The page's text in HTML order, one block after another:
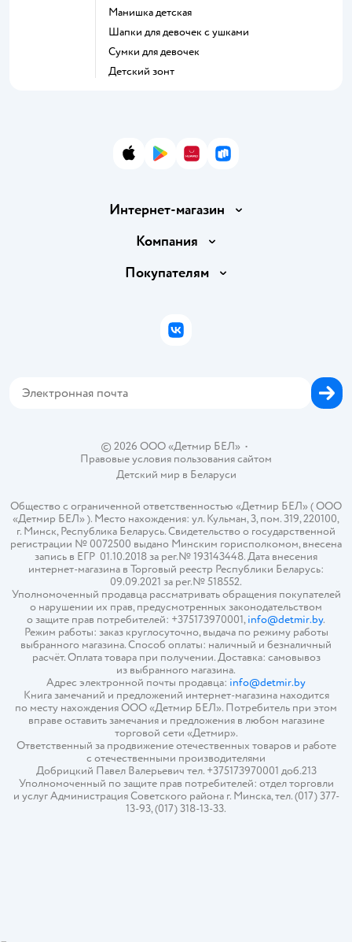
Манишка детская
Шапки для девочек с ушками
Сумки для девочек
Детский зонт
App StoreGoogle Play
AppGallery
RuStore
Интернет-магазин
Доставка и оплата
Правила продажи
Политика использования файлов cookie
Компания
Вакансии
Покупателям
Бонусные карты
© 2026 ООО «Детмир БЕЛ»•
Правовые условия пользования сайтом
Детский мир в Беларуси
Общество с ограниченной ответственностью «Детмир БЕЛ» ( ООО
«Детмир БЕЛ» ). Место нахождения: ул. Кульман, 3, пом. 319, 220100,
г. Минск, Республика Беларусь. Свидетельство о государственной
регистрации № 0072500 выдано Минским горисполкомом, внесена
запись в ЕГР 01.10.2018 за рег.№ 193143448. Дата внесения
интернет-магазина в Торговый реестр Республики Беларусь:
09.09.2021 за рег.№ 518552.
Уполномоченный продавца рассматривать обращения покупателей
о нарушении их прав, предусмотренных законодательством
о защите прав потребителей: +375173970001,info@detmir.by.
Режим работы: заказ круглосуточно, выдача по режиму работы
выбранного магазина. Способ оплаты: наличный и безналичный
расчёт. Оплата товара при получении. Доставка: самовывоз
из выбранного магазина.
Адрес электронной почты продавца: info@detmir.by
Книга замечаний и предложений интернет-магазина находится
по месту нахождения ООО «Детмир БЕЛ». Потребитель при этом
вправе оставить замечания и предложения в любом магазине
торговой сети «Детмир».
Ответственный за продвижение отечественных товаров и работе
с отечественными производителями
Добрицкий Павел Валерьевич тел. +375173970001 доб.213
Уполномоченный по защите прав потребителей: отдел торговли
и услуг Администрация Советского района г. Минска, тел. (017) 377-
13-93, (017) 318-13-33.
ВКонтакте